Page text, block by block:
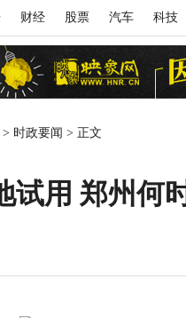
财经 股票 汽车 科技
> 时政要闻 > 正文
试用 郑州何